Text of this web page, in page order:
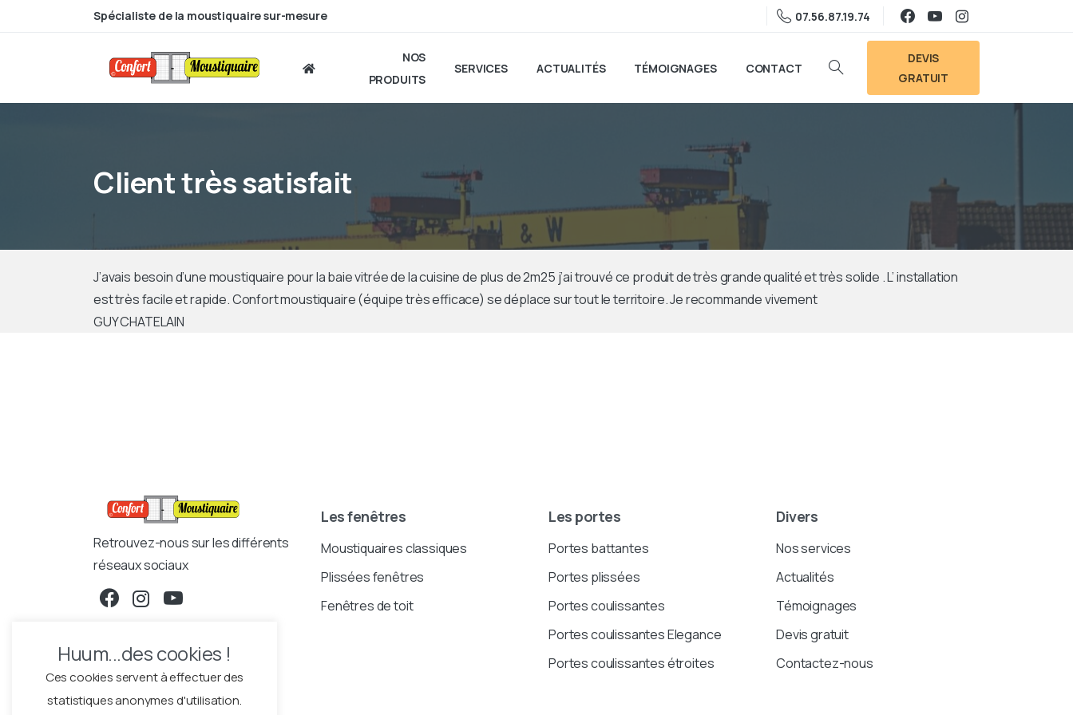
Spécialiste de la moustiquaire sur-mesure 07.56.87.19.74
NOS
PRODUITS
SERVICES ACTUALITÉS TÉMOIGNAGES CONTACT
Search
DEVIS
GRATUIT
Client très satisfait
J’avais besoin d’une moustiquaire pour la baie vitrée de la cuisine de plus de 2m25 j’ai trouvé ce produit de très grande qualité et très solide . L’ installation
est très facile et rapide. Confort moustiquaire (équipe très efficace) se déplace sur tout le territoire. Je recommande vivement
GUY CHATELAIN
Retrouvez-nous sur les différents
réseaux sociaux
Les fenêtres
Moustiquaires classiques
Plissées fenêtres
Fenêtres de toit
Les portes
Portes battantes
Portes plissées
Portes coulissantes
Portes coulissantes Elegance
Portes coulissantes étroites
Divers
Nos services
Actualités
Témoignages
Devis gratuit
Contactez-nous
Huum...des cookies !
Ces cookies servent à effectuer des
statistiques anonymes d'utilisation.